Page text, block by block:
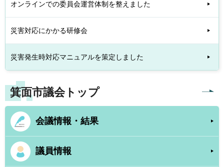
オンラインでの委員会運営体制を整えました
災害対応にかかる研修会
災害発生時対応マニュアルを策定しました
箕面市議会トップ
会議情報・結果
議員情報